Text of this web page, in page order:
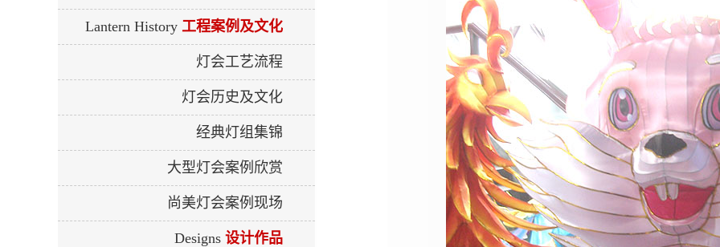
Lantern History 工程案例及文化
灯会工艺流程
灯会历史及文化
经典灯组集锦
大型灯会案例欣赏
尚美灯会案例现场
Designs 设计作品